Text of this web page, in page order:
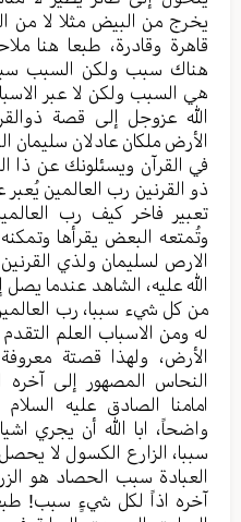
یخرج من البیض مثلا لا من
قاهرة وقادرة، طبعا هنا
هناك سبب ولکن السبب سبب
هي السبب ولکن لا عبر
الله عزوجل إلی قصة
الأرض ملکان عادلان سلیمان
في القرآن ویسئلونك عن ذا
ذو القرنین رب العالمین یُعبر
تعبیر فاخر کیف رب
وتُمتعه البعض یقرأها
الارص لسلیمان ولذي
الله علیه، الشاهد عندما یصل
من کل شيء سببا، رب
له ومن الاسباب العلم
الأرض، ولهذا قصتة
النحاس المصهور إلی آخره
امامنا الصادق علیه
واضحاً، ابا الله أن یجري
سببا، الزارع الکسول لا
العبادة سبب الحصاد هو
آخره اذاً لکل شيءٍ سبب!